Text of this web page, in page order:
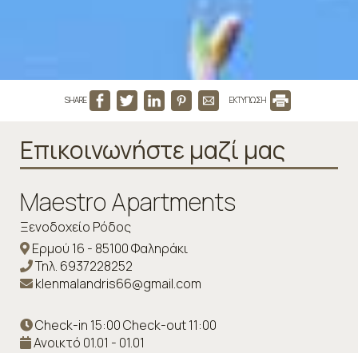
SHARE ΕΚΤΥΠΩΣΗ
Επικοινωνήστε μαζί μας
Maestro Apartments
Ξενοδοχείο Ρόδος
Ερμού 16 - 85100 Φαληράκι
Τηλ. 6937228252
klenmalandris66@gmail.com
Check-in 15:00 Check-out 11:00
Ανοικτό 01.01 - 01.01